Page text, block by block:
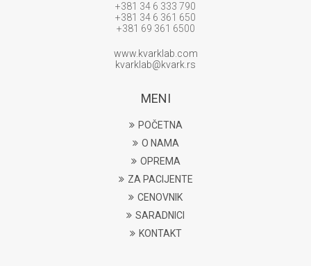
+381 34 6 333 790
+381 34 6 361 650
+381 69 361 6500
www.kvarklab.com
kvarklab@kvark.rs
MENI
POČETNA
O NAMA
OPREMA
ZA PACIJENTE
CENOVNIK
SARADNICI
KONTAKT